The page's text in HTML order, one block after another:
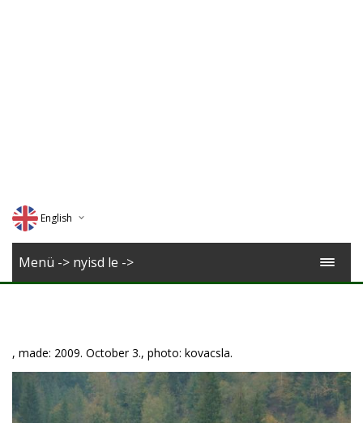
English
Deutsch
Menü -> nyisd le ->
, made: 2009. October 3., photo: kovacsla.